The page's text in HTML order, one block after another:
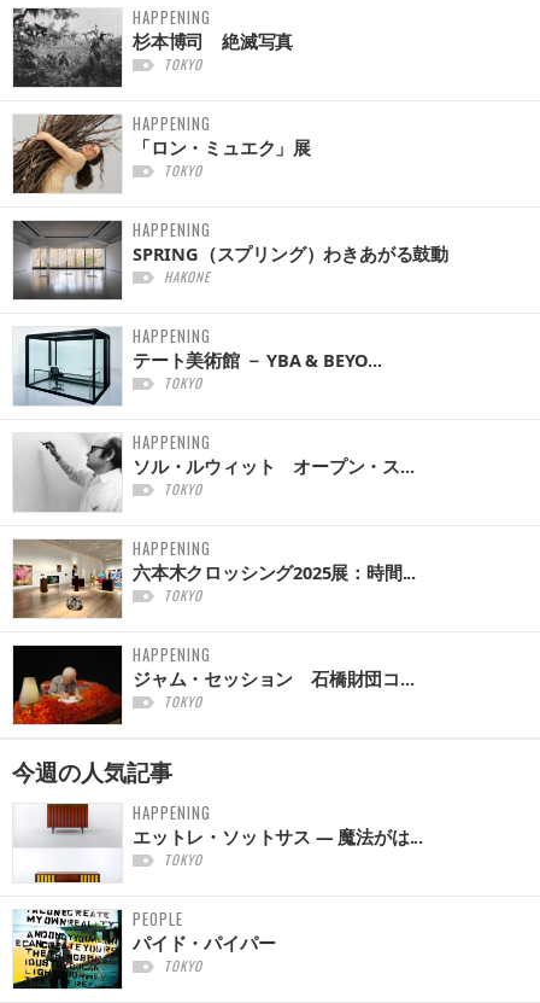
HAPPENING
杉本博司 絶滅写真
TOKYO
HAPPENING
「ロン・ミュエク」展
TOKYO
HAPPENING
SPRING（スプリング）わきあがる鼓動
HAKONE
HAPPENING
テート美術館 － YBA & BEYO...
TOKYO
HAPPENING
ソル・ルウィット オープン・ス...
TOKYO
HAPPENING
六本木クロッシング2025展：時間...
TOKYO
HAPPENING
ジャム・セッション 石橋財団コ...
TOKYO
今週の人気記事
HAPPENING
エットレ・ソットサス — 魔法がは...
TOKYO
PEOPLE
パイド・パイパー
TOKYO